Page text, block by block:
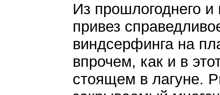
Из прошлогоднего
привез
виндсерфинга на
впрочем, как и в
стоящем в лагуне.